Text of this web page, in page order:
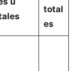
total
es